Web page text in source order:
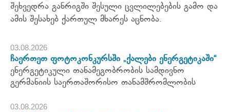
შეხვედრა განრიგში შესული ცვლილებების გამო და
ამის შესახებ ქართულ მხარეს აცნობა.
03.08.2026
ჩაერთეთ ფოტოკონკურსში „ქალები ენერგეტიკაში“
ენერგეტიკული თანამეგობრობის სამდივნო
გერმანიის საერთაშორისო თანამშრომლობის
03.08.2026